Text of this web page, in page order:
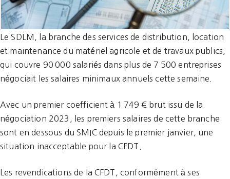
Le SDLM, la branche des services de distribution, location
et maintenance du matériel agricole et de travaux publics,
qui couvre 90 000 salariés dans plus de 7 500 entreprises
négociait les salaires minimaux annuels cette semaine.
Avec un premier coefficient à 1 749 € brut issu de la
négociation 2023, les premiers salaires de cette branche
sont en dessous du SMIC depuis le premier janvier, une
situation inacceptable pour la CFDT.
Les revendications de la CFDT, conformément à ses